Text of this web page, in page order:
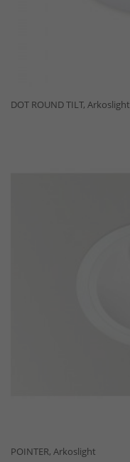
DOT ROUND TILT, Arkoslight
POINTER, Arkoslight